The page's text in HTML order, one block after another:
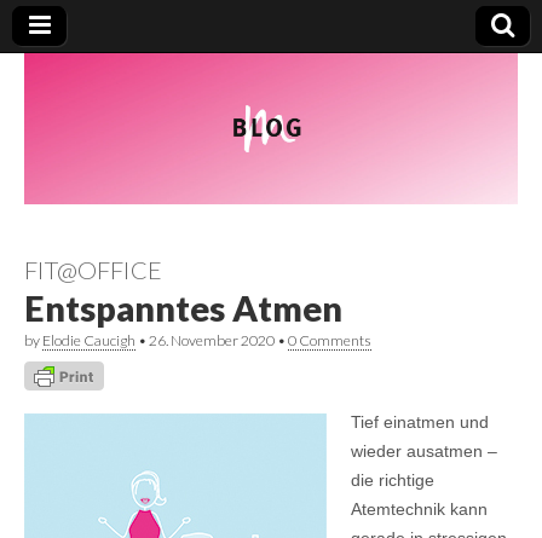
FIT@OFFICE
Entspanntes Atmen
by Elodie Caucigh • 26. November 2020 • 0 Comments
Tief einatmen und
wieder ausatmen –
die richtige
Atemtechnik kann